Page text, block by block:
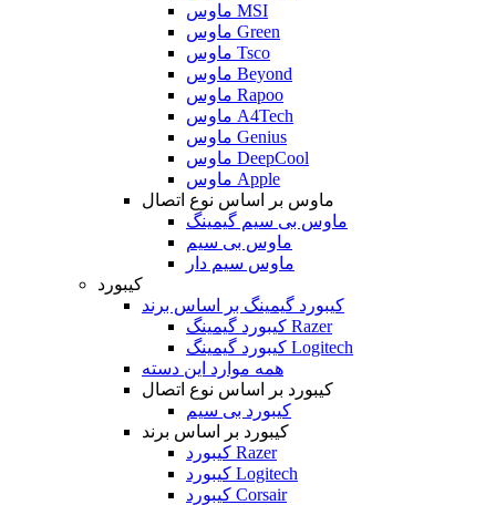
ماوس MSI
ماوس Green
ماوس Tsco
ماوس Beyond
ماوس Rapoo
ماوس A4Tech
ماوس Genius
ماوس DeepCool
ماوس Apple
ماوس بر اساس نوع اتصال
ماوس بی سیم گیمینگ
ماوس بی سیم
ماوس سیم دار
کیبورد
کیبورد گیمینگ بر اساس برند
کیبورد گیمینگ Razer
کیبورد گیمینگ Logitech
همه موارد این دسته
کیبورد بر اساس نوع اتصال
کیبورد بی سیم
کیبورد بر اساس برند
کیبورد Razer
کیبورد Logitech
کیبورد Corsair